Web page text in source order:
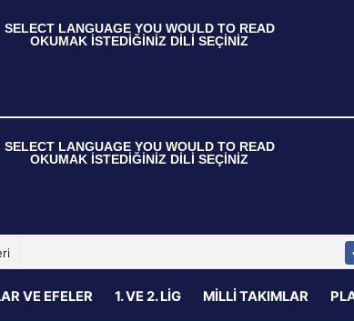
SELECT LANGUAGE YOU WOULD TO READ
OKUMAK İSTEDİĞİNİZ DİLİ SEÇİNİZ
SELECT LANGUAGE YOU WOULD TO READ
OKUMAK İSTEDİĞİNİZ DİLİ SEÇİNİZ
VE EFELER 1. VE 2. LIG MILLI TAKIMLAR